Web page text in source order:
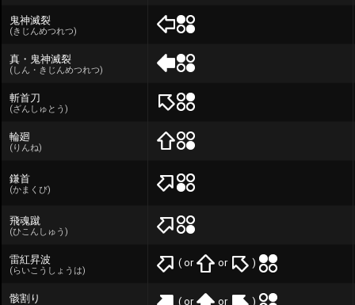
鬼神滅裂
(きじんめつれつ)
真・鬼神滅裂
(しん・きじんめつれつ)
斬首刀
(ざんしゅとう)
輪廻
(りんね)
鎌首
(かまくび)
飛魂蹴
(ひこんしゅう)
雷紅昇波
(らいこうしょうは)
( or or )
骸割り ( or or )